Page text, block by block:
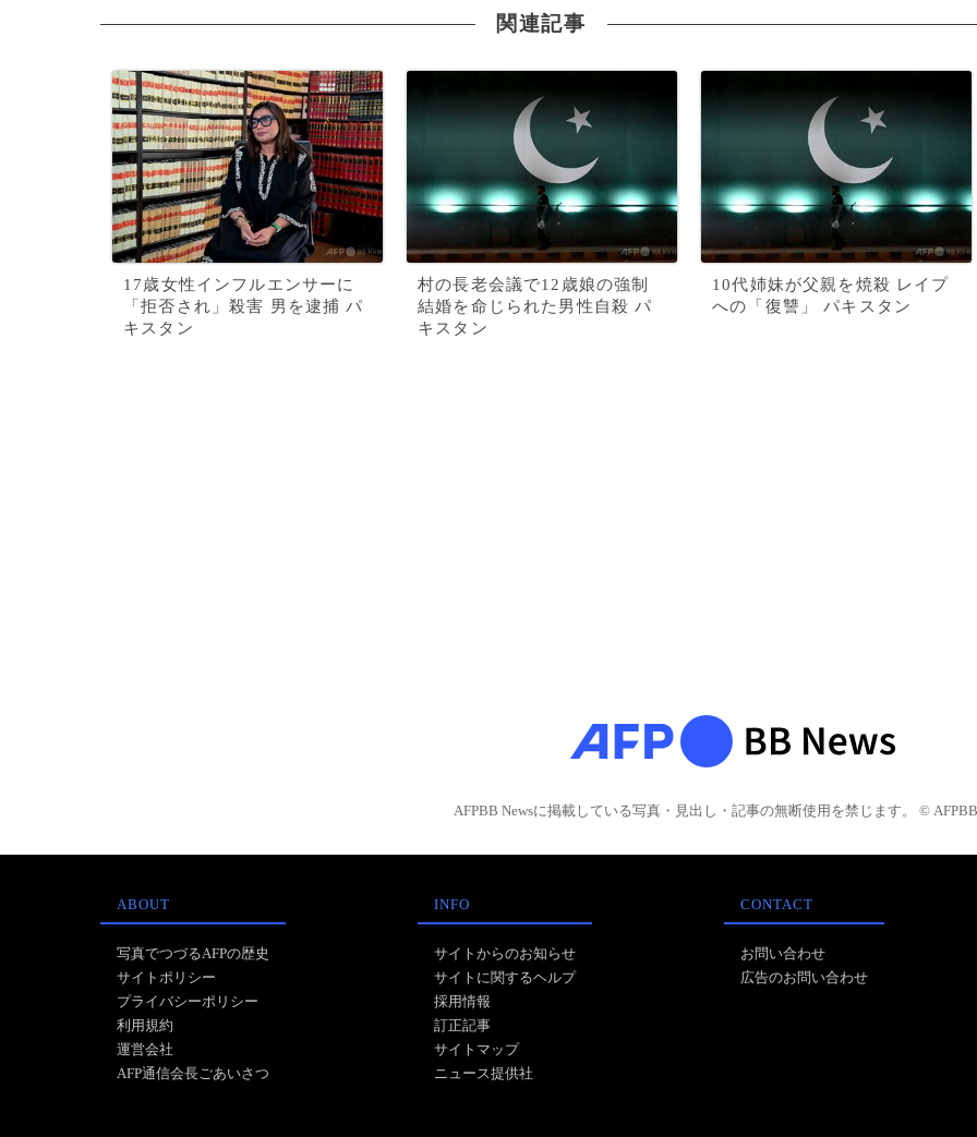
関連記事
17歳女性インフルエンサーに
「拒否され」殺害 男を逮捕 パ
キスタン
村の長老会議で12歳娘の強制
結婚を命じられた男性自殺 パ
キスタン
10代姉妹が父親を焼殺 レイプ
への「復讐」 パキスタン
AFPBB Newsに掲載している写真・見出し・記事の無断使用を禁じます。 © AFPBB
ABOUT
写真でつづるAFPの歴史
サイトポリシー
プライバシーポリシー
利用規約
運営会社
AFP通信会長ごあいさつ
INFO
サイトからのお知らせ
サイトに関するヘルプ
採用情報
訂正記事
サイトマップ
ニュース提供社
CONTACT
お問い合わせ
広告のお問い合わせ